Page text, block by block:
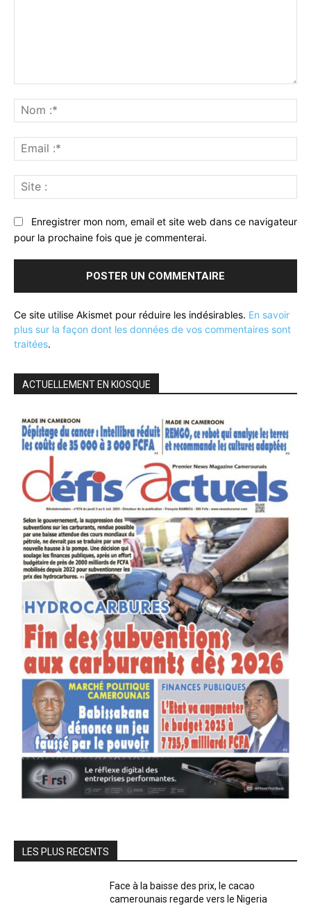
:*
:*
:
Enregistrer mon nom, email et site web dans ce navigateur
pour la prochaine fois que je commenterai.
Ce site utilise Akismet pour réduire les indésirables. En savoir
plus sur la façon dont les données de vos commentaires sont
traitées.
ACTUELLEMENT EN KIOSQUE
LES PLUS RECENTS
Face à la baisse des prix, le cacao
camerounais regarde vers le Nigeria